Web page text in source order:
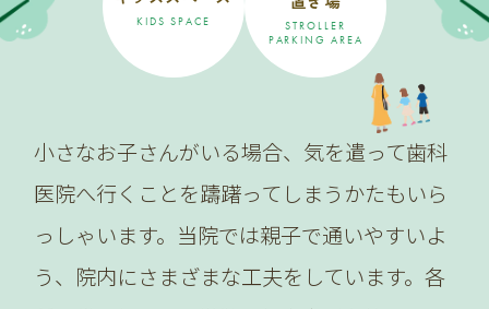
KIDS SPACE
STROLLER
PARKING AREA
小さなお子さんがいる場合、気を遣って歯科
医院へ行くことを躊躇ってしまうかたもいら
っしゃいます。当院では親子で通いやすいよ
う、院内にさまざまな工夫をしています。各